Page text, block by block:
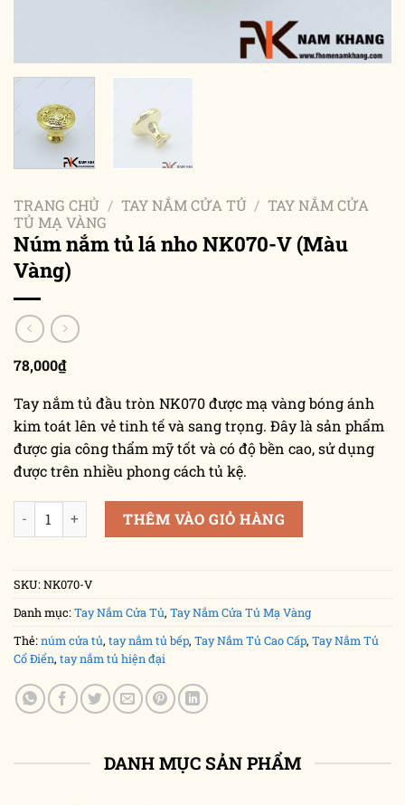
TRANG CHỦ / TAY NẮM CỬA TỦ / TAY NẮM CỬA
TỦ MẠ VÀNG
Núm nắm tủ lá nho NK070-V (Màu
Vàng)
78,000₫
Tay nắm tủ đầu tròn NK070 được mạ vàng bóng ánh
kim toát lên vẻ tinh tế và sang trọng. Đây là sản phẩm
được gia công thẩm mỹ tốt và có độ bền cao, sử dụng
được trên nhiều phong cách tủ kệ.
Núm nắm tủ lá nho NK070-V (Màu Vàng) số lượng
THÊM VÀO GIỎ HÀNG
SKU:NK070-V
Danh mục:Tay Nắm Cửa Tủ, Tay Nắm Cửa Tủ Mạ Vàng
Thẻ:núm cửa tủ, tay nắm tủ bếp, Tay Nắm Tủ Cao Cấp, Tay Nắm Tủ
Cổ Điển, tay nắm tủ hiện đại
DANH MỤC SẢN PHẨM